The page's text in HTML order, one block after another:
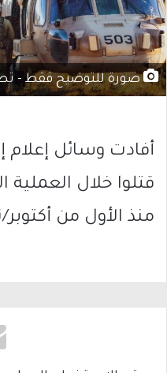
صورة للتوضيح فقط -
قتلوا خلال العملية
منذ الأول من